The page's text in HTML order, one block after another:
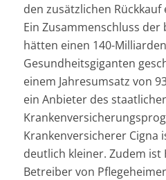
den zusätzlichen
Ein Zusammenschluss der
hätten einen 140-
Gesundheitsgiganten
einem Jahresumsatz von
ein Anbieter des
Krankenversicherer Cigna
deutlich kleiner. Zudem
Betreiber von